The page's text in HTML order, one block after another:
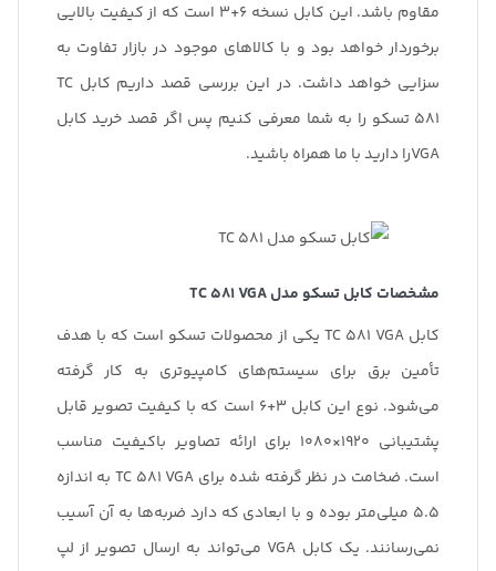
مقاوم باشد. این کابل نسخه 6+3 است که از کیفیت بالایی
برخوردار خواهد بود و با کالاهای موجود در بازار تفاوت به
سزایی خواهد داشت. در این بررسی قصد داریم کابل TC
581 تسکو را به شما معرفی کنیم پس اگر قصد خرید کابل
VGAرا دارید با ما همراه باشید.
مشخصات کابل تسکو مدلTC 581 VGA
کابل TC 581 VGA یکی از محصولات تسکو است که با هدف
تأمین برق برای سیستم‌های کامپیوتری به کار گرفته
می‌شود. نوع این کابل 3+6 است که با کیفیت تصویر قابل
پشتیبانی 1920×1080 برای ارائه تصاویر باکیفیت مناسب
است. ضخامت در نظر گرفته شده برای TC 581 VGA به اندازه
5.5 میلی‌متر بوده و با ابعادی که دارد ضربه‌‌ها به آن آسیب
نمی‌رسانند. یک کابل VGA می‌تواند به ارسال تصویر از لپ